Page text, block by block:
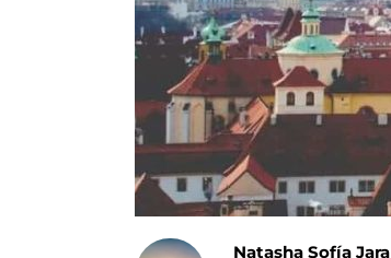
Natasha Sofía Jara